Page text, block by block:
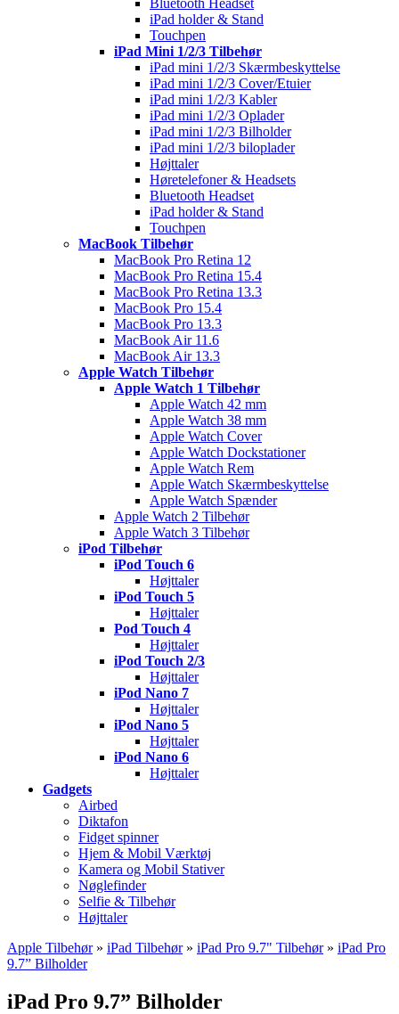
Bluetooth Headset
iPad holder & Stand
Touchpen
iPad Mini 1/2/3 Tilbehør
iPad mini 1/2/3 Skærmbeskyttelse
iPad mini 1/2/3 Cover/Etuier
iPad mini 1/2/3 Kabler
iPad mini 1/2/3 Oplader
iPad mini 1/2/3 Bilholder
iPad mini 1/2/3 biloplader
Højttaler
Høretelefoner & Headsets
Bluetooth Headset
iPad holder & Stand
Touchpen
MacBook Tilbehør
MacBook Pro Retina 12
MacBook Pro Retina 15.4
MacBook Pro Retina 13.3
MacBook Pro 15.4
MacBook Pro 13.3
MacBook Air 11.6
MacBook Air 13.3
Apple Watch Tilbehør
Apple Watch 1 Tilbehør
Apple Watch 42 mm
Apple Watch 38 mm
Apple Watch Cover
Apple Watch Dockstationer
Apple Watch Rem
Apple Watch Skærmbeskyttelse
Apple Watch Spænder
Apple Watch 2 Tilbehør
Apple Watch 3 Tilbehør
iPod Tilbehør
iPod Touch 6
Højttaler
iPod Touch 5
Højttaler
Pod Touch 4
Højttaler
iPod Touch 2/3
Højttaler
iPod Nano 7
Højttaler
iPod Nano 5
Højttaler
iPod Nano 6
Højttaler
Gadgets
Airbed
Diktafon
Fidget spinner
Hjem & Mobil Værktøj
Kamera og Mobil Stativer
Nøglefinder
Selfie & Tilbehør
Højttaler
Apple Tilbehør» iPad Tilbehør» iPad Pro 9.7" Tilbehør» iPad Pro
9.7” Bilholder
iPad Pro 9.7” Bilholder